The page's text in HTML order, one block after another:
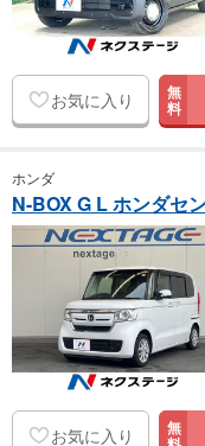
お気に入り 無
料
ホンダ
N-BOX G L ホンダセ
お気に入り 無